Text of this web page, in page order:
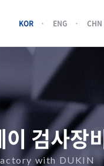
KOR ENG CHN
검사장
with DUKIN